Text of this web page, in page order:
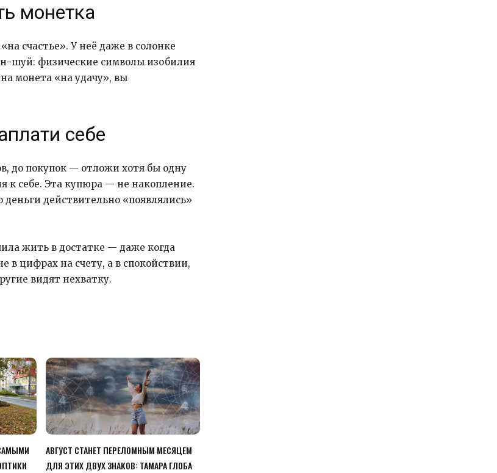
монетка
счастье». У неё даже в солонке
шуй: физические символы изобилия
монета «на удачу», вы
себе
до покупок — отложи хотя бы одну
к себе. Эта купюра — не накопление.
действительно «появлялись»
жить в достатке — даже когда
в цифрах на счету, а в спокойствии,
видят нехватку.
АВГУСТ СТАНЕТ ПЕРЕЛОМНЫМ МЕСЯЦЕМ
ДЛЯ ЭТИХ ДВУХ ЗНАКОВ: ТАМАРА ГЛОБА